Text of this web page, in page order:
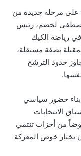
على مرحلة جديدة من
مصطفى لخصم، رئيس
في رياضة الكيك
بصفة مستقلة،
حدود الترشح
بناء حضور سياسي
الانتخابات
من أحزاب تنتمي
يختار خوض المعركة